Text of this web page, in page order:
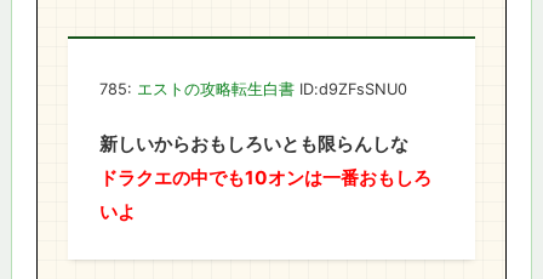
785: エストの攻略転生白書 ID:d9ZFsSNU0
新しいからおもしろいとも限らんしな
ドラクエの中でも10オンは一番おもしろ
いよ